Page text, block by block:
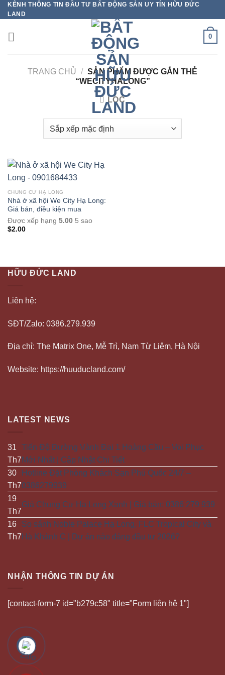
Bỏ
qua
nội
dung
KÊNH THÔNG TIN ĐẦU TƯ BẤT ĐỘNG SẢN UY TÍN HỮU ĐỨC
LAND
0
TRANG CHỦ / SẢN PHẨM ĐƯỢC GẮN THẺ
“WECITYHALONG”
LỌC
CHUNG CƯ HẠ LONG
Nhà ở xã hội We City Hạ Long:
Giá bán, điều kiện mua
Được xếp hạng 5.005 sao
$2.00
HỮU ĐỨC LAND
Liên hệ:
SĐT/Zalo: 0386.279.939
Địa chỉ: The Matrix One, Mễ Trì, Nam Từ Liêm, Hà Nội
Website: https://huuducland.com/
LATEST NEWS
31
Th7
Tiến Độ Đường Vành Đai 1 Hoàng Cầu – Voi Phục
Mới Nhất | Cập Nhật Chi Tiết
30
Th7
Hotline Đặt Phòng Khách Sạn Phú Quốc 24/7 –
0386279939
19
Th7
Giá Chung Cư Hạ Long Xanh | Giá bán: 0386 279 939
16
Th7
So sánh Noble Palace Hạ Long, FLC Tropical City và
Hà Khánh C | Dự án nào đáng đầu tư 2026?
NHẬN THÔNG TIN DỰ ÁN
[contact-form-7 id="b279c58" title="Form liên hệ 1"]